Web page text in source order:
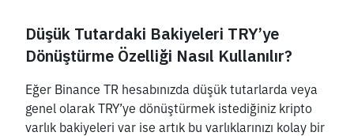
Düşük Tutardaki Bakiyeleri TRY’ye
Dönüştürme Özelliği Nasıl Kullanılır?
Eğer Binance TR hesabınızda düşük tutarlarda veya
genel olarak TRY’ye dönüştürmek istediğiniz kripto
varlık bakiyeleri var ise artık bu varlıklarınızı kolay bir